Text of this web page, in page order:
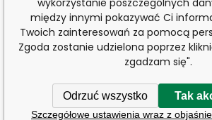
wykorzystanie poszczególnych
między innymi pokazywać Ci
Twoich zainteresowań za pomocą
Zgoda zostanie udzielona poprzez
zgadzam się".
Odrzuć wszystko Tak
Szczegółowe ustawienia wraz z